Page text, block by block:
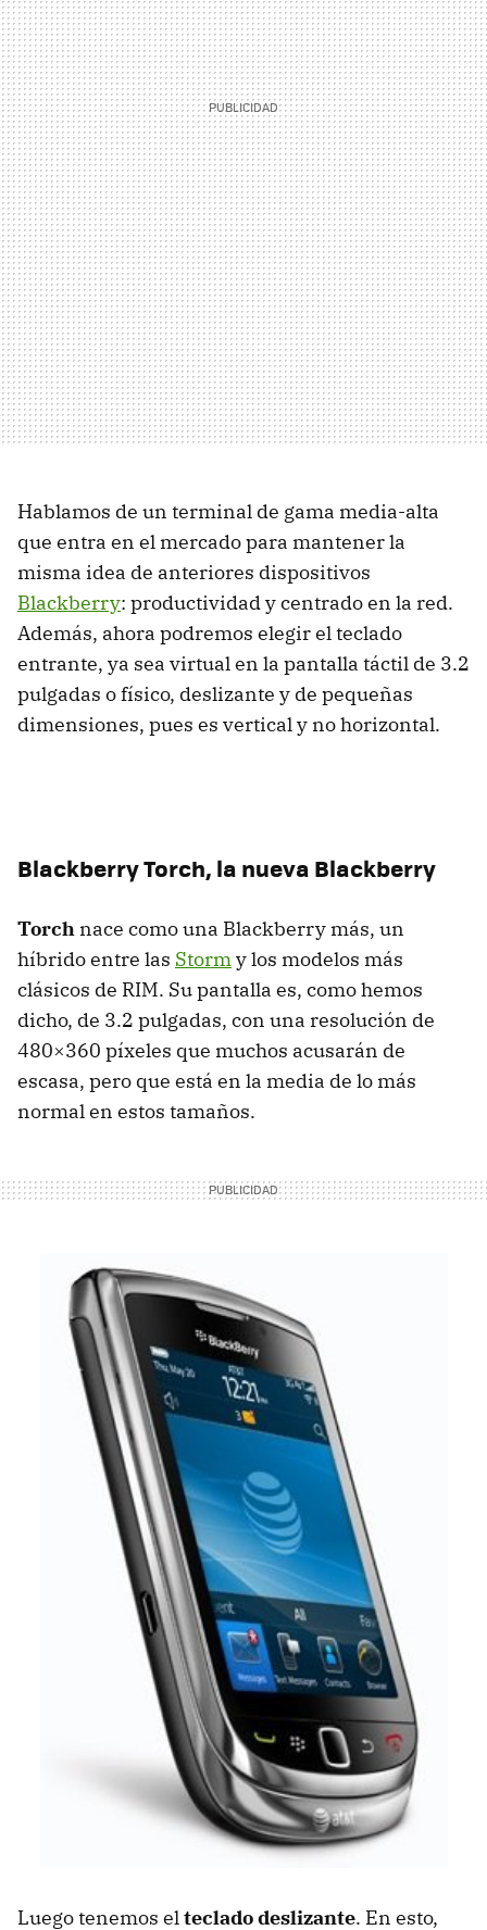
Hablamos de un terminal de gama media-alta
que entra en el mercado para mantener la
misma idea de anteriores dispositivos
Blackberry: productividad y centrado en la red.
Además, ahora podremos elegir el teclado
entrante, ya sea virtual en la pantalla táctil de 3.2
pulgadas o físico, deslizante y de pequeñas
dimensiones, pues es vertical y no horizontal.
Blackberry Torch, la nueva Blackberry
Torch nace como una Blackberry más, un
híbrido entre las Stormy los modelos más
clásicos de RIM. Su pantalla es, como hemos
dicho, de 3.2 pulgadas, con una resolución de
480×360 píxeles que muchos acusarán de
escasa, pero que está en la media de lo más
normal en estos tamaños.
Luego tenemos elteclado deslizante. En esto,